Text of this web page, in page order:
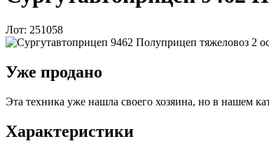
Лот: 251058
Уже продано
Эта техника уже нашла своего хозяина, но в нашем
Характеристики